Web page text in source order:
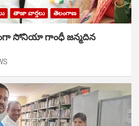
తాజా వార్తలు తెలంగాణ
సోనియా గాంధీ జ‌న్మ‌దిన